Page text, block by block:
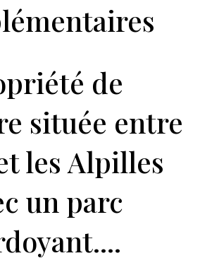
de
située entre
les Alpilles
un parc